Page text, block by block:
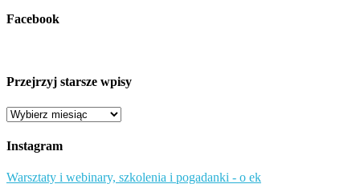
Facebook
Przejrzyj starsze wpisy
Przejrzyj
wpisy
Instagram
Warsztaty i webinary, szkolenia i pogadanki - o ek